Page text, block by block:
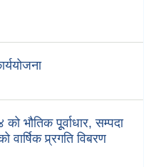
भौतिक पूूर्वाधार, सम्पदा
वार्षिक प्र्रगति विबरण